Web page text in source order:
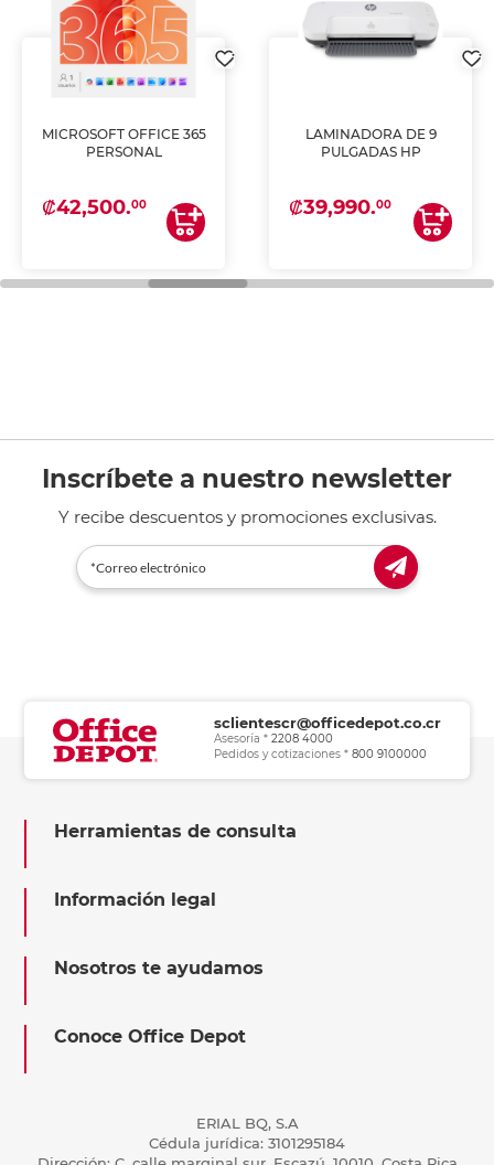
MICROSOFT OFFICE 365
PERSONAL
₡42,500.00
LAMINADORA DE 9
PULGADAS HP
₡39,990.00
Inscríbete a nuestro newsletter
Y recibe descuentos y promociones exclusivas.
sclientescr@officedepot.co.cr
Asesoría *2208 4000
Pedidos y cotizaciones *800 9100000
Herramientas de consulta
Información legal
Nosotros te ayudamos
Conoce Office Depot
ERIAL BQ, S.A
Cédula jurídica: 3101295184